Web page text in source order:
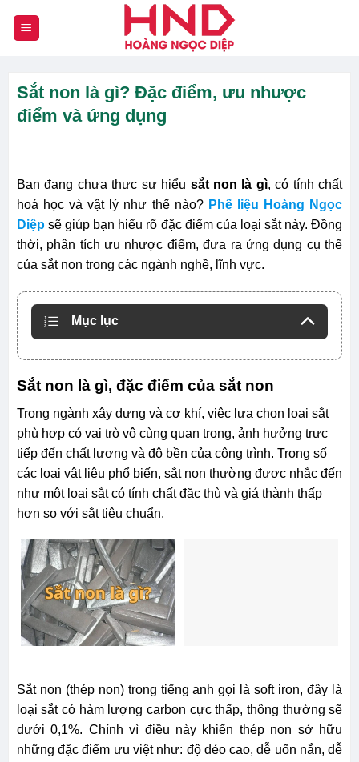
đến
Sắt non là gì? Đặc điểm, ưu nhược
điểm và ứng dụng
Bạn đang chưa thực sự hiểu sắt non là gì, có tính chất
hoá học và vật lý như thế nào? Phế liệu Hoàng Ngọc
Diệpsẽ giúp bạn hiểu rõ đặc điểm của loại sắt này. Đồng
thời, phân tích ưu nhược điểm, đưa ra ứng dụng cụ thể
của sắt non trong các ngành nghề, lĩnh vực.
Mục lục
Sắt non là gì, đặc điểm của sắt non
Trong ngành xây dựng và cơ khí, việc lựa chọn loại sắt
phù hợp có vai trò vô cùng quan trọng, ảnh hưởng trực
tiếp đến chất lượng và độ bền của công trình. Trong số
các loại vật liệu phổ biến, sắt non thường được nhắc đến
như một loại sắt có tính chất đặc thù và giá thành thấp
hơn so với sắt tiêu chuẩn.
Sắt non (thép non) trong tiếng anh gọi là soft iron, đây là
loại sắt có hàm lượng carbon cực thấp, thông thường sẽ
dưới 0,1%. Chính vì điều này khiến thép non sở hữu
những đặc điểm ưu việt như: độ dẻo cao, dễ uốn nắn, dễ